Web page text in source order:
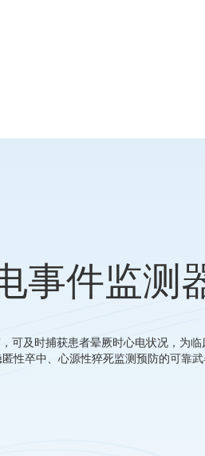
事件监测
可及时捕获患者晕厥时心电状况，为
性卒中、心源性猝死监测预防的可靠武